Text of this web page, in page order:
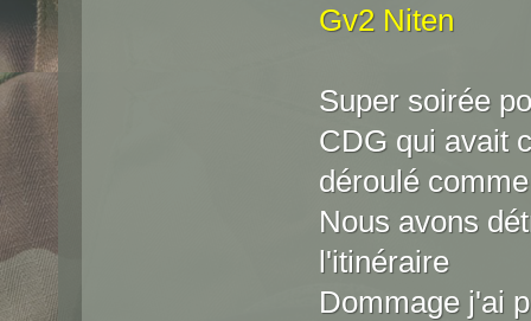
Gv2 Niten
Super soirée
CDG qui avait
déroulé
Nous avons
l'itinéraire
Dommage j'ai